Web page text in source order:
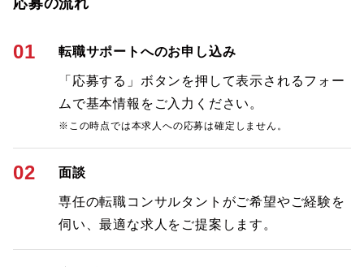
応募の流れ
01 転職サポートへのお申し込み
「応募する」ボタンを押して表示されるフォー
ムで基本情報をご入力ください。
※この時点では本求人への応募は確定しません。
02 面談
専任の転職コンサルタントがご希望やご経験を
伺い、最適な求人をご提案します。